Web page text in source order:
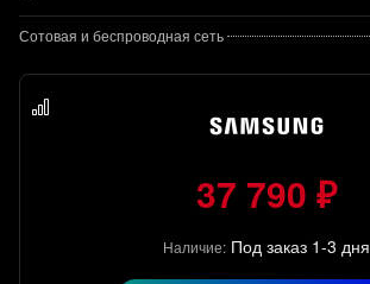
Сотовая и беспроводная сеть
37 790 ₽
Наличие: Под заказ 1-3 дня